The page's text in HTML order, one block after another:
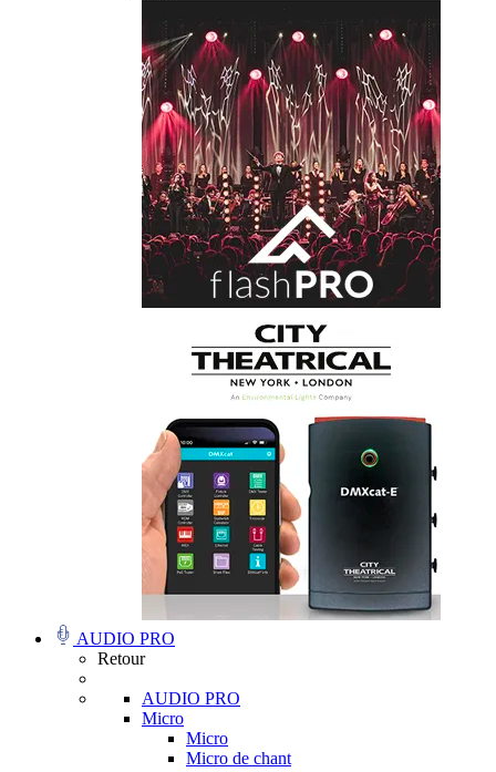
AUDIO PRO
Retour
AUDIO PRO
Micro
Micro
Micro de chant